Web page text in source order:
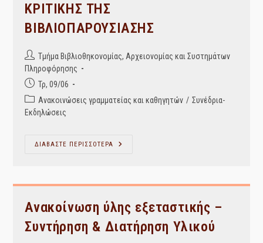
Της
Σχολής
Του
ΔΙ.ΠΑ.Ε.
ΚΡΙΤΙΚΗΣ ΤΗΣ
ΒΙΒΛΙΟΠΑΡΟΥΣΙΑΣΗΣ
Post
author:
Τμήμα Βιβλιοθηκονομίας, Αρχειονομίας και Συστημάτων
Πληροφόρησης
Post
published:
Τρ, 09/06
Post
category:
Ανακοινώσεις γραμματείας και καθηγητών / Συνέδρια-
Εκδηλώσεις
ΔΙΑΒΑΣΤΕ ΠΕΡΙΣΣΟΤΕΡΑ
ΠΡΟΣΚΛΗΣΗ
ΣΕ
ΚΡΙΤΙΚΗΣ
ΤΗΣ
ΒΙΒΛΙΟΠΑΡΟΥΣΙΑΣΗΣ
Ανακοίνωση ύλης εξεταστικής –
Συντήρηση & Διατήρηση Υλικού